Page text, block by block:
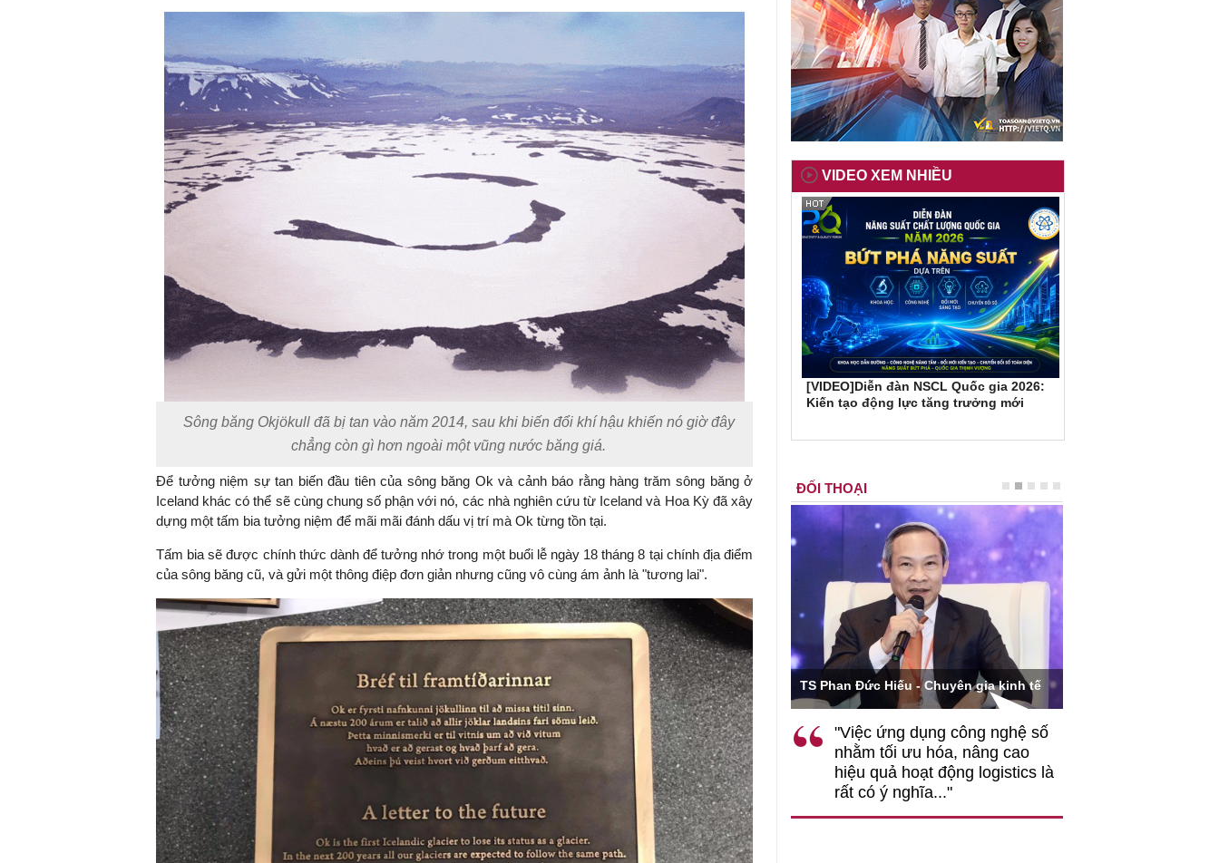
Sông băng Okjökull đã bị tan vào năm 2014, sau khi biến đổi khí hậu khiến nó giờ đây
chẳng còn gì hơn ngoài một vũng nước băng giá.
Để tưởng niệm sự tan biến đầu tiên của sông băng Ok và cảnh báo rằng hàng trăm sông băng ở
Iceland khác có thể sẽ cùng chung số phận với nó, các nhà nghiên cứu từ Iceland và Hoa Kỳ đã xây
dựng một tấm bia tưởng niệm để mãi mãi đánh dấu vị trí mà Ok từng tồn tại.
Tấm bia sẽ được chính thức dành để tưởng nhớ trong một buổi lễ ngày 18 tháng 8 tại chính địa điểm
của sông băng cũ, và gửi một thông điệp đơn giản nhưng cũng vô cùng ám ảnh là "tương lai".
VIDEO XEM NHIỀU
[VIDEO]Diễn đàn NSCL Quốc gia 2026:
Kiến tạo động lực tăng trưởng mới
ĐỐI THOẠI
TS. Nguyễn Đức Độ - Phó Viện trưởng
Viện Kinh tế Tài chính
"Có rất nhiều việc phải làm
ngay từ bây giờ và trên thực tế
đang được tiến hành như tăng
nghệ; ban hành các cơ chế
khuyến khích đổi mới sáng tạo,
khởi nghiệp..."
Việc sử dụng hiệu quả chính
sách tài khóa không chỉ mang ý
nghĩa hỗ trợ ngắn hạn mà còn
đóng vai trò tạo nền tảng cho
tăng trưởng bền vững dài hạn.
TS Phan Đức Hiếu - Chuyên gia kinh tế
"Việc ứng dụng công nghệ số
nhằm tối ưu hóa, nâng cao
hiệu quả hoạt động logistics là
rất có ý nghĩa..."